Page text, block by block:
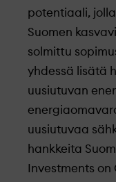
potentiaali,
Suomen
solmittu
yhdessä lisätä
uusiutuvan
uusiutuvaa
hankkeita
Investments